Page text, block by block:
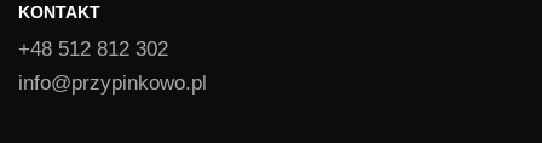
KONTAKT
+48 512 812 302
info@przypinkowo.pl